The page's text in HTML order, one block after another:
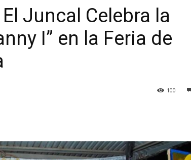
Juncal Celebra la
I” en la Feria de
100